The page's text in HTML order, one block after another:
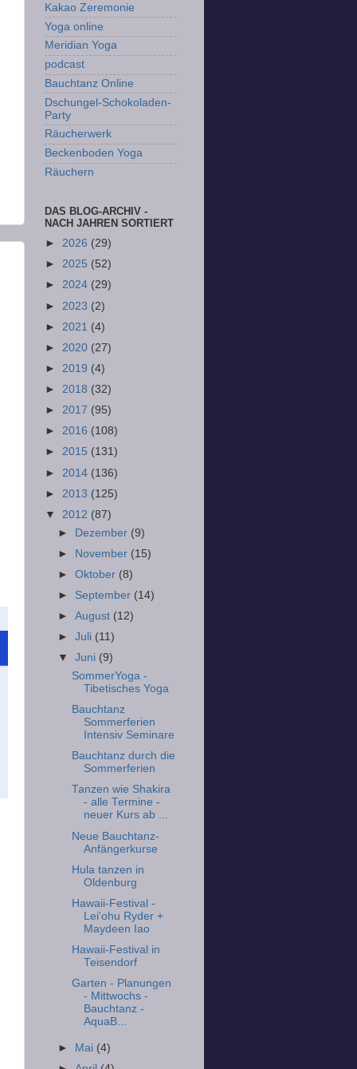
Kakao Zeremonie
Yoga online
Meridian Yoga
podcast
Bauchtanz Online
Dschungel-Schokoladen-
Party
Räucherwerk
Beckenboden Yoga
Räuchern
DAS BLOG-ARCHIV -
NACH JAHREN SORTIERT
► 2026 (29)
► 2025 (52)
► 2024 (29)
► 2023 (2)
► 2021 (4)
► 2020 (27)
► 2019 (4)
► 2018 (32)
► 2017 (95)
► 2016 (108)
► 2015 (131)
► 2014 (136)
► 2013 (125)
▼ 2012 (87)
► Dezember (9)
► November (15)
►Oktober (8)
► September (14)
►August (12)
►Juli (11)
▼Juni (9)
SommerYoga -
Tibetisches Yoga
Bauchtanz
Sommerferien
Intensiv Seminare
Bauchtanz durch die
Sommerferien
Tanzen wie Shakira
- alle Termine -
neuer Kurs ab ...
Neue Bauchtanz-
Anfängerkurse
Hula tanzen in
Oldenburg
Hawaii-Festival -
Lei'ohu Ryder +
Maydeen Iao
Hawaii-Festival in
Teisendorf
Garten - Planungen
- Mittwochs -
Bauchtanz -
AquaB...
► Mai (4)